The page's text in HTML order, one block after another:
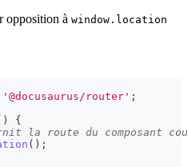
opposition à window.location
'@docusaurus/router' ;
)
{
la route du composant
( ) ;